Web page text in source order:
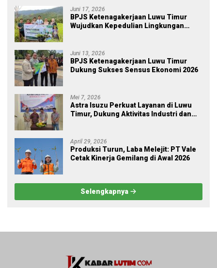
Juni 17, 2026
BPJS Ketenagakerjaan Luwu Timur
Wujudkan Kepedulian Lingkungan
Juni 13, 2026
BPJS Ketenagakerjaan Luwu Timur
Dukung Sukses Sensus Ekonomi 2026
Mei 7, 2026
Astra Isuzu Perkuat Layanan di Luwu
Timur, Dukung Aktivitas Industri dan
April 29, 2026
Produksi Turun, Laba Melejit: PT Vale
Cetak Kinerja Gemilang di Awal 2026
Selengkapnya